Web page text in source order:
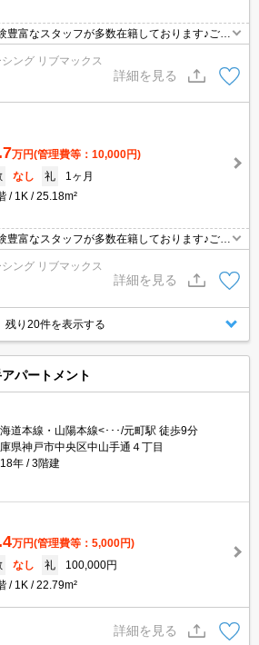
富なスタッフが多数在籍しております♪ご要
オンライン契約等弊社に一度も来店せずとも
はネットに掲載されている物件も全てご紹介
になる物件は全て申し付けください★
ング リブマックス
詳細を見る
万円(管理費等：10,000円)
なし 礼
1ヶ月
1K 25.18m²
富なスタッフが多数在籍しております♪ご要
し付けください！初期費用クレジット支払可
オンライン契約等弊社に一度も来店せずとも
はネットに掲載されている物件も全てご紹介
になる物件は全て申し付けください★
ング リブマックス
詳細を見る
残り20件を表示する
パートメント
道本線・山陽本線<･･･/元町駅 徒歩9分
県神戸市中央区中山手通４丁目
年
3階建
万円(管理費等：5,000円)
なし 礼
100,000円
1K 22.79m²
詳細を見る